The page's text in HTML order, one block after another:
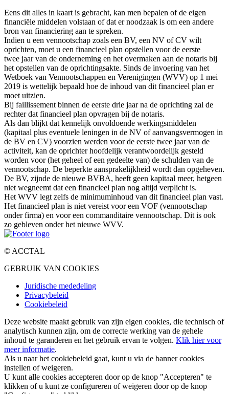
Eens dit alles in kaart is gebracht, kan men bepalen of de eigen
financiële middelen volstaan of dat er noodzaak is om een andere
bron van financiering aan te spreken.
Indien u een vennootschap zoals een BV, een NV of CV wilt
oprichten, moet u een financieel plan opstellen voor de eerste
twee jaar van de onderneming en het overmaken aan de notaris bij
het opstellen van de oprichtingsakte. Sinds de invoering van het
Wetboek van Vennootschappen en Verenigingen (WVV) op 1 mei
2019 is wettelijk bepaald hoe de inhoud van dit financieel plan er
moet uitzien.
Bij faillissement binnen de eerste drie jaar na de oprichting zal de
rechter dat financieel plan opvragen bij de notaris.
Als dan blijkt dat kennelijk onvoldoende werkingsmiddelen
(kapitaal plus eventuele leningen in de NV of aanvangsvermogen in
de BV en CV) voorzien werden voor de eerste twee jaar van de
activiteit, kan de oprichter hoofdelijk verantwoordelijk gesteld
worden voor (het geheel of een gedeelte van) de schulden van de
vennootschap. De beperkte aansprakelijkheid wordt dan opgeheven.
De BV, zijnde de nieuwe BVBA, heeft geen kapitaal meer, hetgeen
niet wegneemt dat een financieel plan nog altijd verplicht is.
Het WVV legt zelfs de minimuminhoud van dit financieel plan vast.
Het financieel plan is niet vereist voor een VOF (vennootschap
onder firma) en voor een commanditaire vennootschap. Dit is ook
zo gebleven onder het nieuwe WVV.
© ACCTAL
GEBRUIK VAN COOKIES
Juridische mededeling
Privacybeleid
Cookiebeleid
Deze website maakt gebruik van zijn eigen cookies, die technisch of
analytisch kunnen zijn, om de correcte werking van de gehele
inhoud te garanderen en het gebruik ervan te volgen. Klik hier voor
meer informatie.
Als u naar het cookiebeleid gaat, kunt u via de banner cookies
instellen of weigeren.
U kunt alle cookies accepteren door op de knop "Accepteren" te
klikken of u kunt ze configureren of weigeren door op de knop